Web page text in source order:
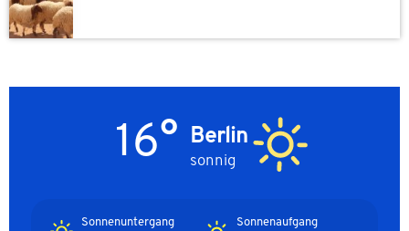
Berlin
sonnig
16°
Sonnenaufgang
Sonnenuntergang